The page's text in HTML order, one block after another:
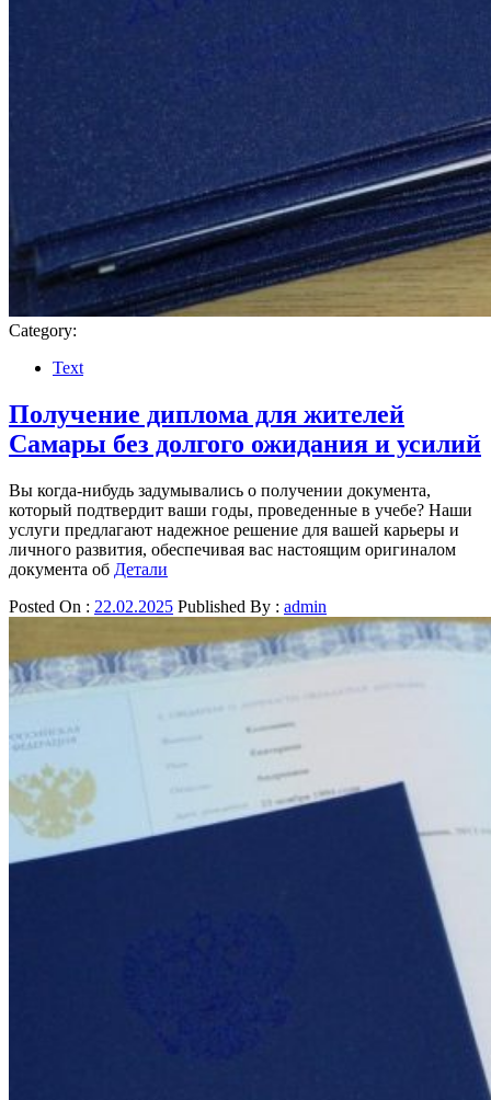
Category:
Text
Получение диплома для жителей
Самары без долгого ожидания и усилий
Вы когда-нибудь задумывались о получении документа,
который подтвердит ваши годы, проведенные в учебе? Наши
услуги предлагают надежное решение для вашей карьеры и
личного развития, обеспечивая вас настоящим оригиналом
документа об Детали
Posted On : 22.02.2025 Published By : admin